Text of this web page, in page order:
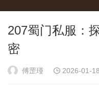
207蜀门私服：
密
傅罡瑾 2026-01-